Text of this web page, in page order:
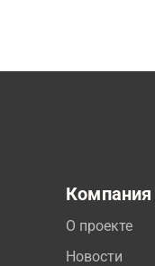
Компания
О проекте
Новости